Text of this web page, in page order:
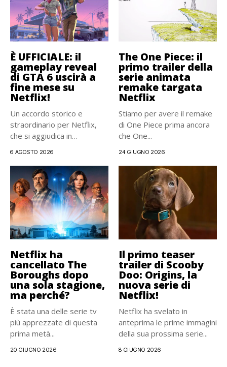
È UFFICIALE: il
gameplay reveal
di GTA 6 uscirà a
fine mese su
Netflix!
Un accordo storico e
straordinario per Netflix,
che si aggiudica in
6 AGOSTO 2026
The One Piece: il
primo trailer della
serie animata
remake targata
Netflix
Stiamo per avere il remake
di One Piece prima ancora
che One...
24 GIUGNO 2026
Netflix ha
cancellato The
Boroughs dopo
una sola stagione,
ma perché?
È stata una delle serie tv
più apprezzate di questa
prima metà...
20 GIUGNO 2026
Il primo teaser
trailer di Scooby
Doo: Origins, la
nuova serie di
Netflix!
Netflix ha svelato in
anteprima le prime immagini
della sua prossima serie...
8 GIUGNO 2026